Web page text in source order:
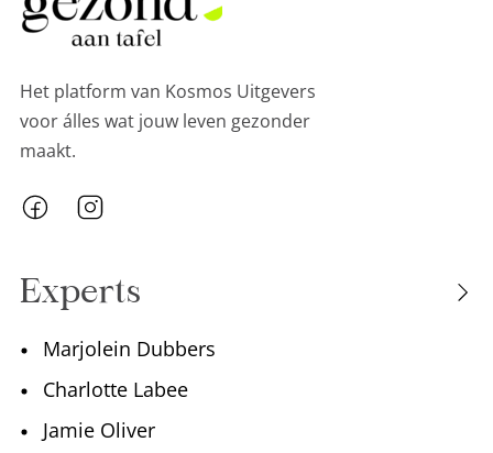
Het platform van Kosmos Uitgevers
voor álles wat jouw leven gezonder
maakt.
Experts
Marjolein Dubbers
Charlotte Labee
Jamie Oliver